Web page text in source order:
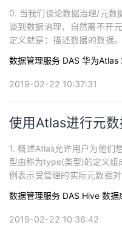
学
堂
我
课
程
的
认
我
的
我
持
我
的
术
支
持
我
云
声
建
0. 当我们谈论数据治理/元数
谈到数据治理，自然离不开
定义就是：描述数据的数据
心就是元数据管理。数据的
指导运营。通过数据驱动的
数据管理服务 DAS 华为Atlas
2019-02-22 10:37:31
使用Atlas进行元
1. 概述Atlas允许用户为他们
型由称为type(类型)的定义
例表示受管理的实际元数据
象（例如Hive表）都使用类
新类型的元数据，需要了解
数据管理服务 DAS Hive 数据
2019-02-22 10:36:42